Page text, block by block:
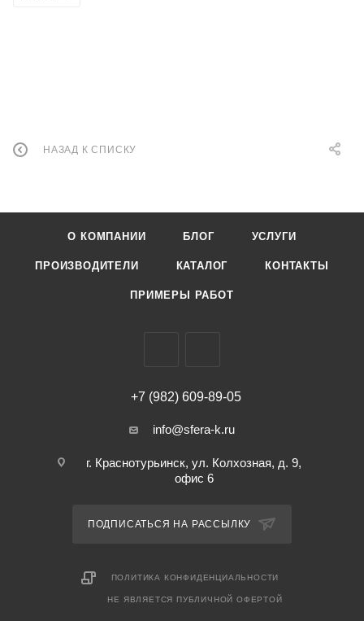
НАЗАД К СПИСКУ
О КОМПАНИИ БЛОГ УСЛУГИ
ПРОИЗВОДИТЕЛИ КАТАЛОГ КОНТАКТЫ
ПРИМЕРЫ РАБОТ
+7 (982) 609-89-05
info@sfera-k.ru
г. Краснотурьинск, ул. Колхозная, д. 9,
офис 6
ПОДПИСАТЬСЯ НА РАССЫЛКУ
ПОЛИТИКА КОНФИДЕНЦИАЛЬНОСТИ
НЕ ЯВЛЯЕТСЯ ПУБЛИЧНОЙ ОФЕРТОЙ